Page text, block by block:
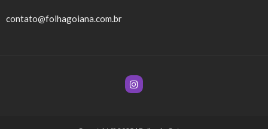
contato@folhagoiana.com.br